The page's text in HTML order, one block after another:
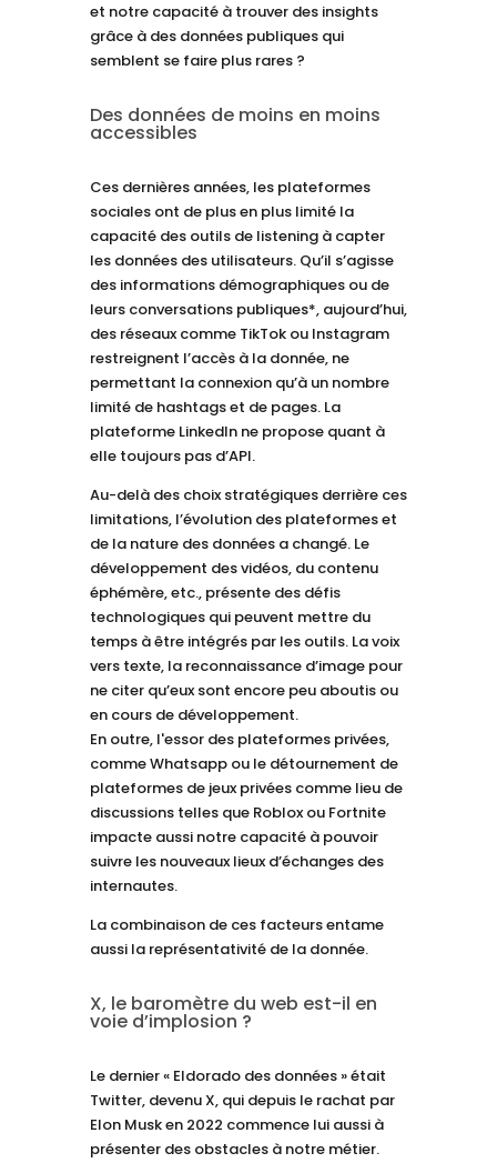
et notre capacité à trouver des insights
grâce à des données publiques qui
semblent se faire plus rares ?
Des données de moins en moins
accessibles
Ces dernières années, les plateformes
sociales ont de plus en plus limité la
capacité des outils de listening à capter
les données des utilisateurs. Qu’il s’agisse
des informations démographiques ou de
leurs conversations publiques*, aujourd’hui,
des réseaux comme TikTok ou Instagram
restreignent l’accès à la donnée, ne
permettant la connexion qu’à un nombre
limité de hashtags et de pages. La
plateforme LinkedIn ne propose quant à
elle toujours pas d’API.
Au-delà des choix stratégiques derrière ces
limitations, l’évolution des plateformes et
de la nature des données a changé. Le
développement des vidéos, du contenu
éphémère, etc., présente des défis
technologiques qui peuvent mettre du
temps à être intégrés par les outils. La voix
vers texte, la reconnaissance d’image pour
ne citer qu’eux sont encore peu aboutis ou
en cours de développement.
En outre, l'essor des plateformes privées,
comme Whatsapp ou le détournement de
plateformes de jeux privées comme lieu de
discussions telles que Roblox ou Fortnite
impacte aussi notre capacité à pouvoir
suivre les nouveaux lieux d’échanges des
internautes.
La combinaison de ces facteurs entame
aussi la représentativité de la donnée.
X, le baromètre du web est-il en
voie d’implosion ?
Le dernier « Eldorado des données » était
Twitter, devenu X, qui depuis le rachat par
Elon Musk en 2022 commence lui aussi à
présenter des obstacles à notre métier.